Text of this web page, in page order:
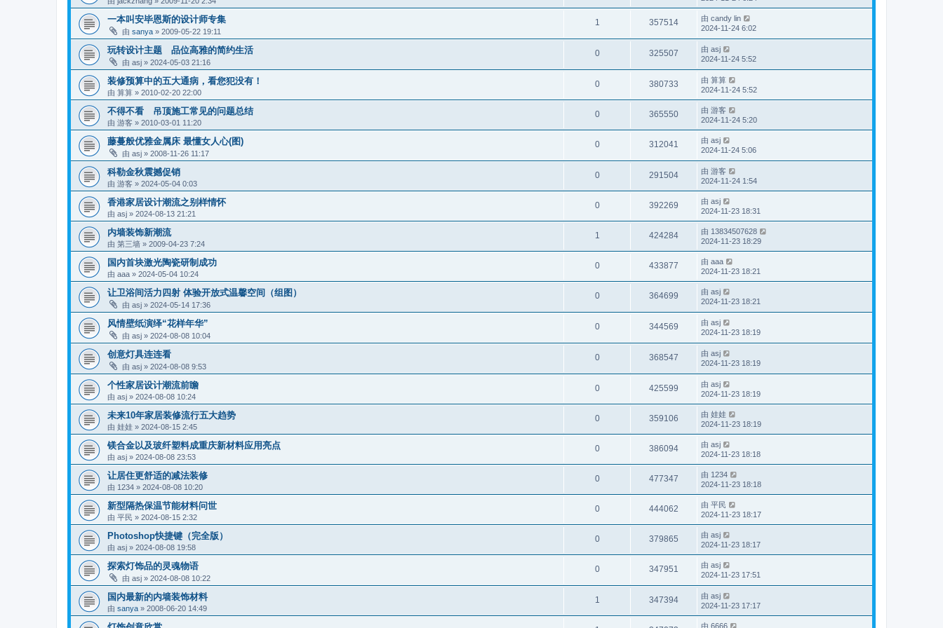
一本叫安毕恩斯的设计师专集
由 sanya » 2009-05-22 19:11
1 357514 由 candy lin
2024-11-24 6:02
玩转设计主题 品位高雅的简约生活
由 asj » 2024-05-03 21:16
0 325507 由 asj
2024-11-24 5:52
装修预算中的五大通病，看您犯没有！
由 算算 » 2010-02-20 22:00
0 380733 由 算算
2024-11-24 5:52
不得不看 吊顶施工常见的问题总结
由 游客 » 2010-03-01 11:20
0 365550 由 游客
2024-11-24 5:20
藤蔓般优雅金属床 最懂女人心(图)
由 asj » 2008-11-26 11:17
0 312041 由 asj
2024-11-24 5:06
科勒金秋震撼促销
由 游客 » 2024-05-04 0:03
0 291504 由 游客
2024-11-24 1:54
香港家居设计潮流之别样情怀
由 asj » 2024-08-13 21:21
0 392269 由 asj
2024-11-23 18:31
内墙装饰新潮流
由 第三墙 » 2009-04-23 7:24
1 424284 由 13834507628
2024-11-23 18:29
国内首块激光陶瓷研制成功
由 aaa » 2024-05-04 10:24
0 433877 由 aaa
2024-11-23 18:21
让卫浴间活力四射 体验开放式温馨空间（组图）
由 asj » 2024-05-14 17:36
0 364699 由 asj
2024-11-23 18:21
风情壁纸演绎“花样年华”
由 asj » 2024-08-08 10:04
0 344569 由 asj
2024-11-23 18:19
创意灯具连连看
由 asj » 2024-08-08 9:53
0 368547 由 asj
2024-11-23 18:19
个性家居设计潮流前瞻
由 asj » 2024-08-08 10:24
0 425599 由 asj
2024-11-23 18:19
未来10年家居装修流行五大趋势
由 娃娃 » 2024-08-15 2:45
0 359106 由 娃娃
2024-11-23 18:19
镁合金以及玻纤塑料成重庆新材料应用亮点
由 asj » 2024-08-08 23:53
0 386094 由 asj
2024-11-23 18:18
让居住更舒适的减法装修
由 1234 » 2024-08-08 10:20
0 477347 由 1234
2024-11-23 18:18
新型隔热保温节能材料问世
由 平民 » 2024-08-15 2:32
0 444062 由 平民
2024-11-23 18:17
Photoshop快捷键（完全版）
由 asj » 2024-08-08 19:58
0 379865 由 asj
2024-11-23 18:17
探索灯饰品的灵魂物语
由 asj » 2024-08-08 10:22
0 347951 由 asj
2024-11-23 17:51
国内最新的内墙装饰材料
由 sanya » 2008-06-20 14:49
1 347394 由 asj
2024-11-23 17:17
由 6666